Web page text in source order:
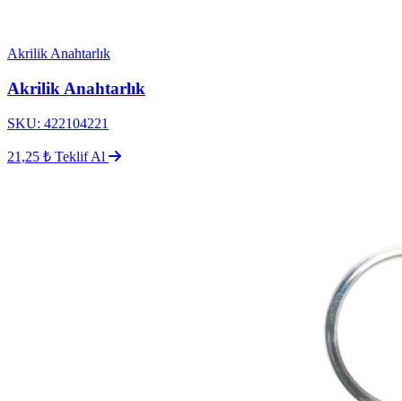
Akrilik Anahtarlık
Akrilik Anahtarlık
SKU: 422104221
21,25 ₺ Teklif Al